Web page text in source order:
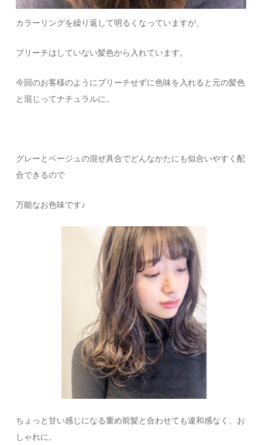
カラーリングを繰り返して明るくなっていますが、
ブリーチはしていない髪色から入れています。
今回のお客様のようにブリーチせずに色味を入れると元の髪色
と混じってナチュラルに。
グレーとベージュの混ぜ具合でどんなかたにも似合いやすく配
合できるので
万能なお色味です♪
ちょっと甘い感じになる重め前髪と合わせても違和感なく、お
しゃれに。